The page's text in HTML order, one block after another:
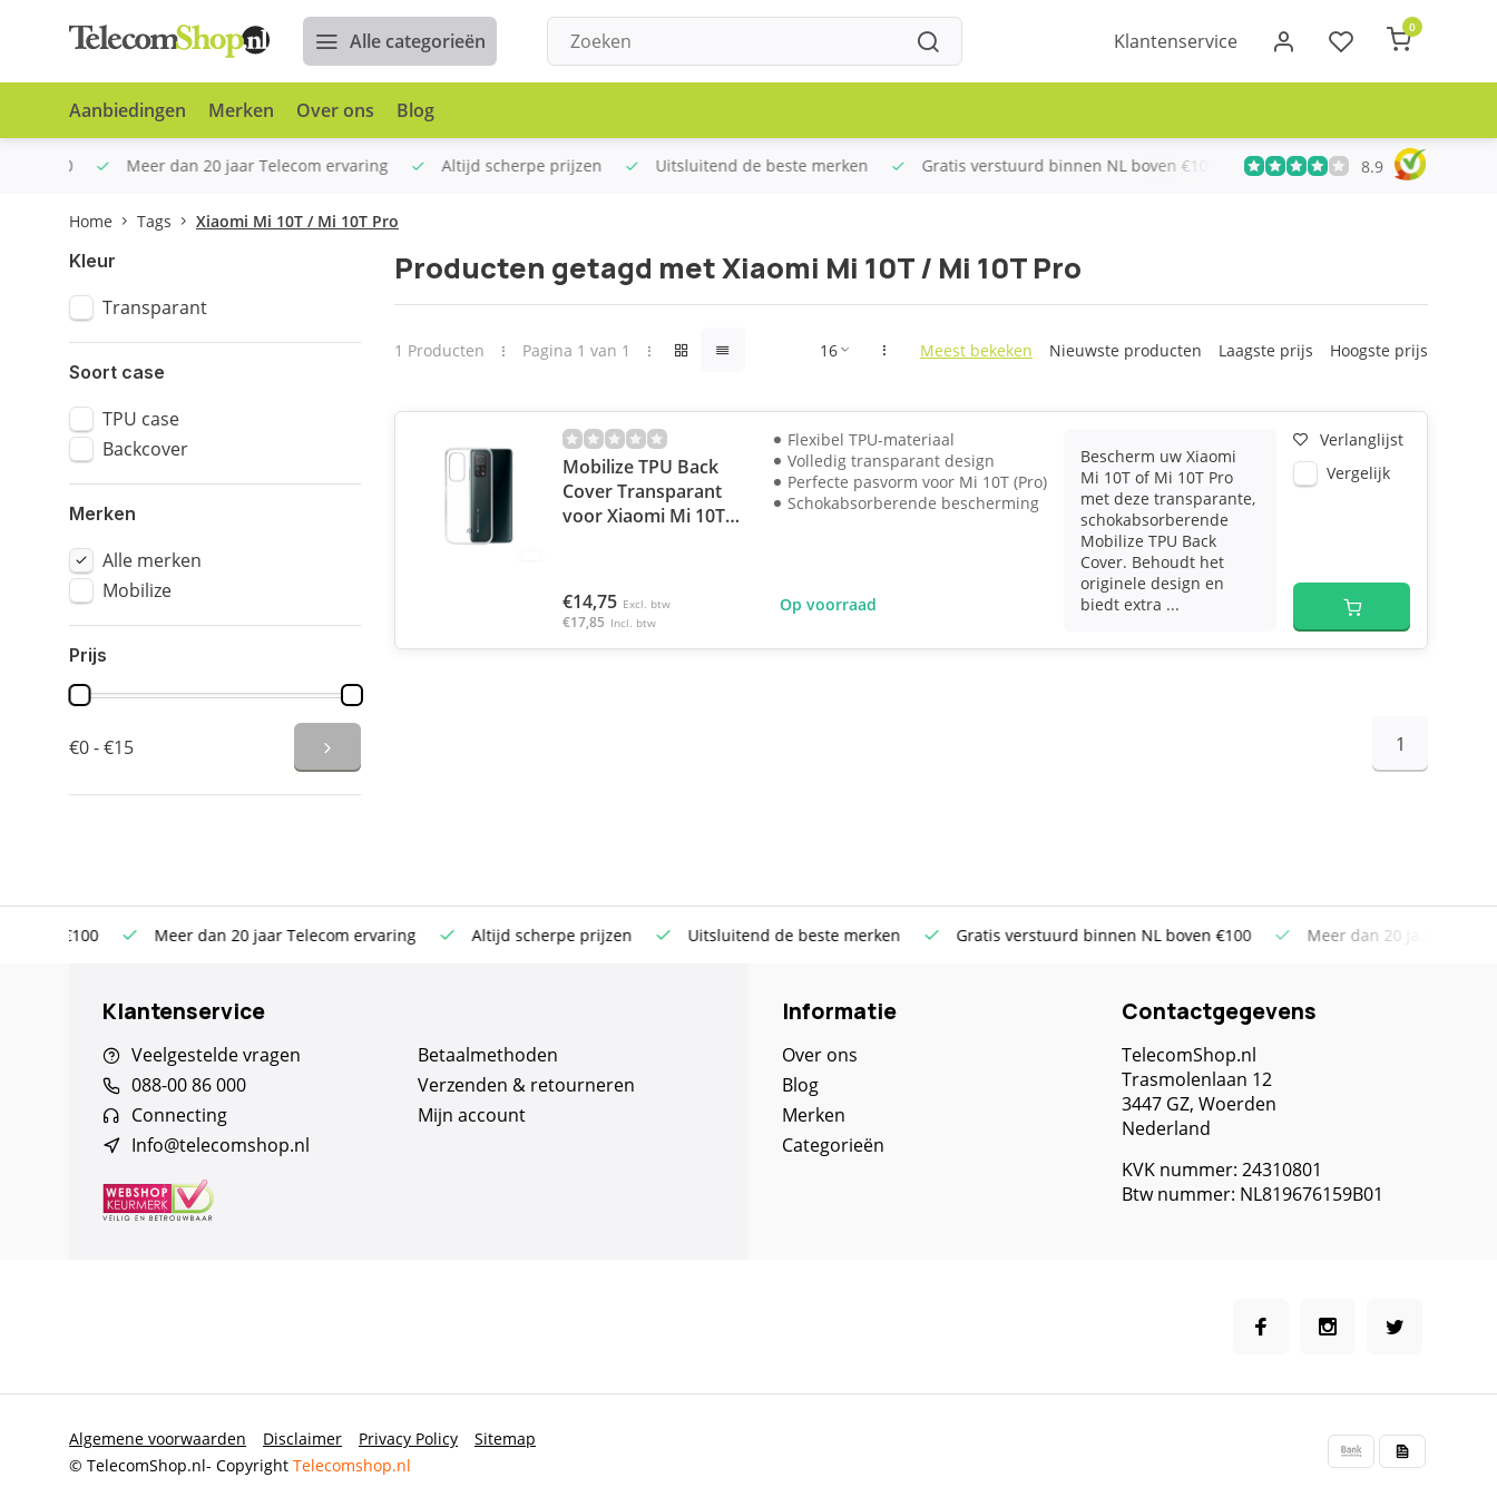
Alle categorieën Klantenservice
0
Aanbiedingen Merken Over ons Blog
Meer dan 20 jaar Telecom ervaring Altijd scherpe prijzen Uitsluitend de beste merken Gratis verstuurd binnen NL boven €100 Meer dan 20 jaar Telecom
8.9
Home Tags Xiaomi Mi 10T / Mi 10T Pro
Kleur
Transparant
Soort case
TPU case
Backcover
Merken
Alle merken
Mobilize
Prijs
€0 - €15
Producten getagd met Xiaomi Mi 10T / Mi 10T Pro
1 Producten Pagina 1 van 1 Meest bekeken Nieuwste producten Laagste prijs Hoogste prijs
Mobilize TPU Back
Cover Transparant
voor Xiaomi Mi 10T /
€14,75 Excl. btw
€17,85 Incl. btw
Flexibel TPU-materiaal
Volledig transparant design
Perfecte pasvorm voor Mi 10T (Pro)
Schokabsorberende bescherming
Op voorraad
Bescherm uw Xiaomi
Mi 10T of Mi 10T Pro
met deze transparante,
schokabsorberende
Mobilize TPU Back
Cover. Behoudt het
originele design en
biedt extra ...
Verlanglijst
Vergelijk
1
Meer dan 20 jaar Telecom ervaring Altijd scherpe prijzen Uitsluitend de beste merken Gratis verstuurd binnen NL boven €100 Meer dan 20 jaar Telecom
Klantenservice
Veelgestelde vragen
088-00 86 000
Connecting
Info@telecomshop.nl
Betaalmethoden
Verzenden & retourneren
Mijn account
Informatie
Over ons
Blog
Merken
Categorieën
Contactgegevens
TelecomShop.nl
Trasmolenlaan 12
3447 GZ, Woerden
Nederland
KVK nummer: 24310801
Btw nummer: NL819676159B01
Algemene voorwaarden Disclaimer Privacy Policy
Sitemap
© TelecomShop.nl- Copyright Telecomshop.nl